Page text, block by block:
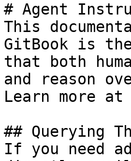
# Agent
This
GitBook is
that both
and reason
Learn more
## Querying
If you need